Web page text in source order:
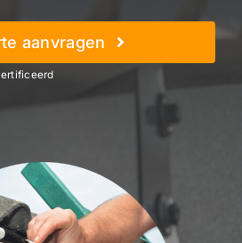
aanvragen